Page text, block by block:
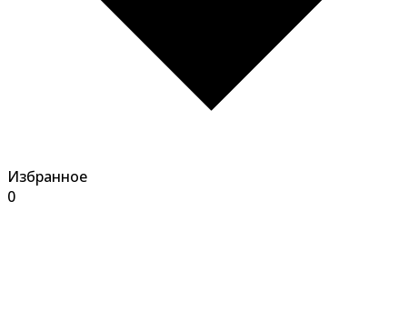
Избранное
0